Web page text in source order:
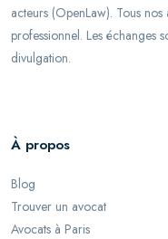
acteurs (OpenLaw). Tous
professionnel. Les échanges
divulgation.
À propos
Blog
Trouver un avocat
Avocats à Paris